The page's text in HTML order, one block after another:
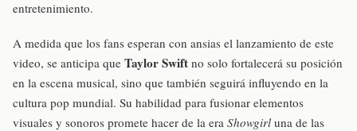
entretenimiento.
A medida que los fans esperan con ansias el lanzamiento de este
video, se anticipa que Taylor Swift no solo fortalecerá su posición
en la escena musical, sino que también seguirá influyendo en la
cultura pop mundial. Su habilidad para fusionar elementos
visuales y sonoros promete hacer de la era Showgirluna de las